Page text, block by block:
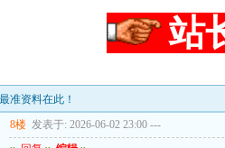
站
准资料在此！
8楼 发表于: 2026-06-02 23:00 ---